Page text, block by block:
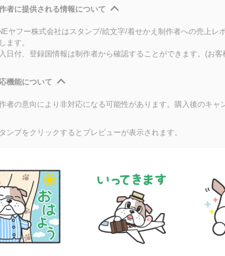
者に提供される情報について
ヤフー株式会社はスタンプ/絵文字/着せかえ制作者への売上レ
ます。
日付、登録国情報は制作者から確認することができます。(お
機能について
者の意向により非対応になる可能性があります。購入後のキャ
ンプをクリックするとプレビューが表示されます。